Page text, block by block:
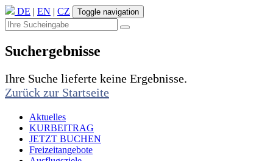
DE | EN | CZ Toggle navigation
Suchergebnisse
Ihre Suche lieferte keine Ergebnisse.
Zurück zur Startseite
Aktuelles
KURBEITRAG
JETZT BUCHEN
Freizeitangebote